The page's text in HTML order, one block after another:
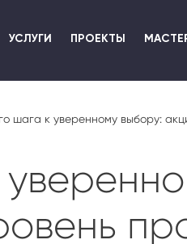
УСЛУГИ ПРОЕКТЫ
шага к уверенному выбору: